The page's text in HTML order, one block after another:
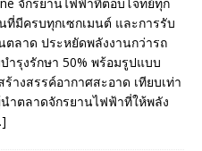
มีครบทุกเซกเมนต์ และการรับ
ลาด ประหยัดพลังงานกว่ารถ
ำรุงรักษา 50% พร้อมรูปแบบ
างสรรค์อากาศสะอาด เทียบเท่า
ำตลาดจักรยานไฟฟ้าที่ให้พลัง